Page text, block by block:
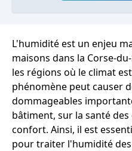
L'humidité est un enjeu
maisons dans la Corse-
les régions où le climat
phénomène peut causer
dommageables
bâtiment, sur la santé
confort. Ainsi, il est
pour traiter l'humidité